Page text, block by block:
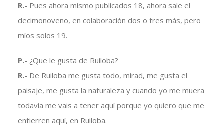
R.- Pues ahora mismo publicados 18, ahora sale el
decimonoveno, en colaboración dos o tres más, pero
míos solos 19.
P.- ¿Que le gusta de Ruiloba?
R.- De Ruiloba me gusta todo, mirad, me gusta el
paisaje, me gusta la naturaleza y cuando yo me muera
todavía me vais a tener aquí porque yo quiero que me
entierren aquí, en Ruiloba.